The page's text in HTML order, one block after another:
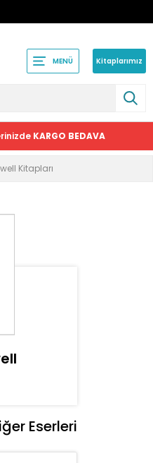
MENÜ Kitaplarımız
KARGO BEDAVA
Kitapları
Eserleri